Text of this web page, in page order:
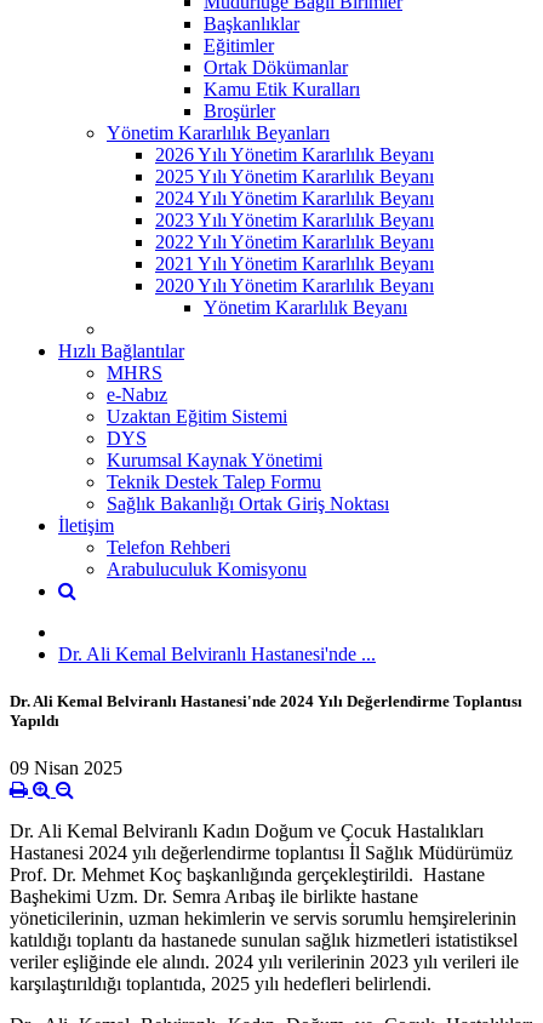
Başkanlıklar
Eğitimler
Ortak Dökümanlar
Kamu Etik Kuralları
Broşürler
Yönetim Kararlılık Beyanları
2026 Yılı Yönetim Kararlılık Beyanı
2025 Yılı Yönetim Kararlılık Beyanı
2024 Yılı Yönetim Kararlılık Beyanı
2023 Yılı Yönetim Kararlılık Beyanı
2022 Yılı Yönetim Kararlılık Beyanı
2021 Yılı Yönetim Kararlılık Beyanı
2020 Yılı Yönetim Kararlılık Beyanı
Yönetim Kararlılık Beyanı
Hızlı Bağlantılar
MHRS
e-Nabız
Uzaktan Eğitim Sistemi
DYS
Kurumsal Kaynak Yönetimi
Teknik Destek Talep Formu
Sağlık Bakanlığı Ortak Giriş Noktası
İletişim
Telefon Rehberi
Arabuluculuk Komisyonu
Dr. Ali Kemal Belviranlı Hastanesi'nde ...
Dr. Ali Kemal Belviranlı Hastanesi'nde 2024 Yılı Değerlendirme Toplantısı
Yapıldı ​
09 Nisan 2025
Dr. Ali Kemal Belviranlı Kadın Doğum ve Çocuk Hastalıkları
Hastanesi 2024 yılı değerlendirme toplantısı İl Sağlık Müdürümüz
Prof. Dr. Mehmet Koç başkanlığında gerçekleştirildi. Hastane
Başhekimi Uzm. Dr. Semra Arıbaş ile birlikte hastane
yöneticilerinin, uzman hekimlerin ve servis sorumlu hemşirelerinin
katıldığı toplantı da hastanede sunulan sağlık hizmetleri istatistiksel
veriler eşliğinde ele alındı. 2024 yılı verilerinin 2023 yılı verileri ile
karşılaştırıldığı toplantıda, 2025 yılı hedefleri belirlendi.